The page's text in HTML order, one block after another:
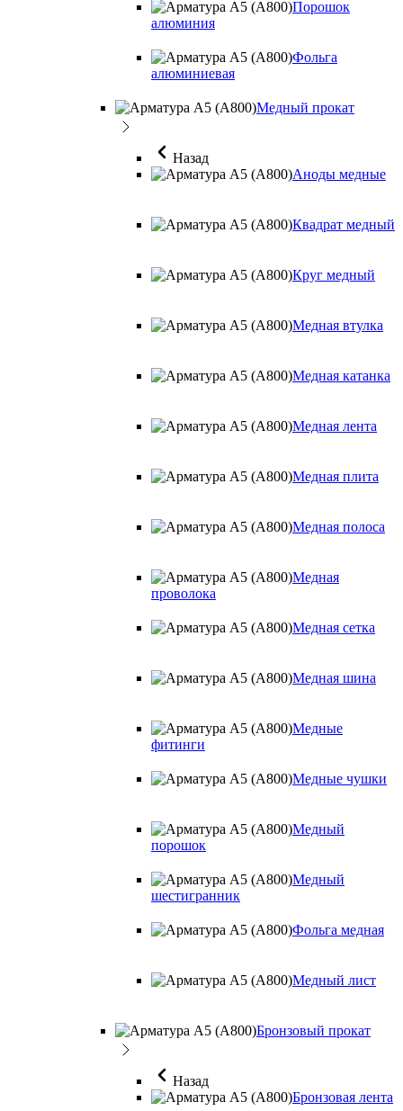
Порошок
алюминия
Фольга
алюминиевая
Медный прокат
Назад
Аноды медные
Квадрат медный
Круг медный
Медная втулка
Медная катанка
Медная лента
Медная плита
Медная полоса
Медная
проволока
Медная сетка
Медная шина
Медные
фитинги
Медные чушки
Медный
порошок
Медный
шестигранник
Фольга медная
Медный лист
Бронзовый прокат
Назад
Бронзовая лента